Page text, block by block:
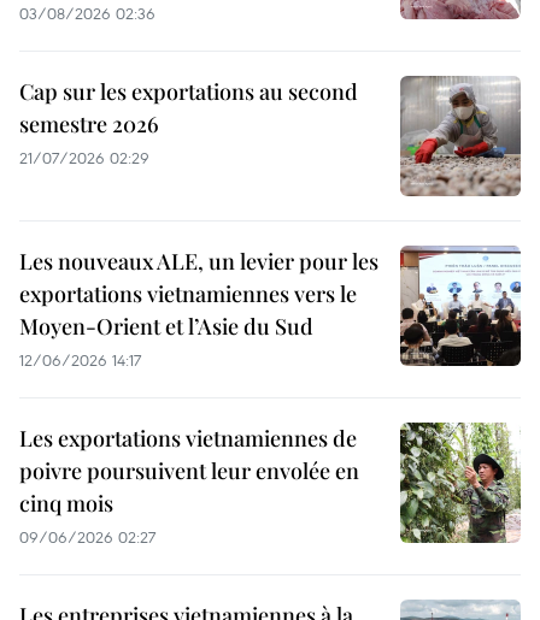
03/08/2026 02:36
Cap sur les exportations au second
semestre 2026
21/07/2026 02:29
Les nouveaux ALE, un levier pour les
exportations vietnamiennes vers le
Moyen-Orient et l’Asie du Sud
12/06/2026 14:17
Les exportations vietnamiennes de
poivre poursuivent leur envolée en
cinq mois
09/06/2026 02:27